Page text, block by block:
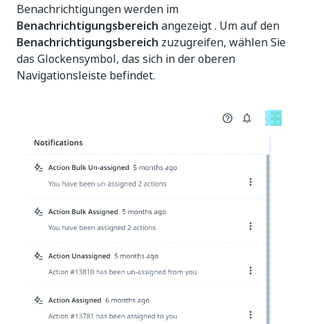
Benachrichtigungen werden im
Benachrichtigungsbereich angezeigt . Um auf den
Benachrichtigungsbereich zuzugreifen, wählen Sie
das Glockensymbol, das sich in der oberen
Navigationsleiste befindet.